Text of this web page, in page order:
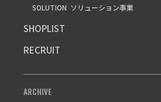
SOLUTION ソリューション事業
SHOPLIST
RECRUIT
ARCHIVE